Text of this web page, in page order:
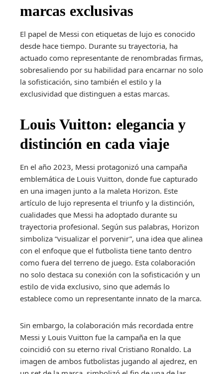
marcas exclusivas
El papel de Messi con etiquetas de lujo es conocido
desde hace tiempo. Durante su trayectoria, ha
actuado como representante de renombradas firmas,
sobresaliendo por su habilidad para encarnar no solo
la sofisticación, sino también el estilo y la
exclusividad que distinguen a estas marcas.
Louis Vuitton: elegancia y
distinción en cada viaje
En el año 2023, Messi protagonizó una campaña
emblemática de Louis Vuitton, donde fue capturado
en una imagen junto a la maleta Horizon. Este
artículo de lujo representa el triunfo y la distinción,
cualidades que Messi ha adoptado durante su
trayectoria profesional. Según sus palabras, Horizon
simboliza “visualizar el porvenir”, una idea que alinea
con el enfoque que el futbolista tiene tanto dentro
como fuera del terreno de juego. Esta colaboración
no solo destaca su conexión con la sofisticación y un
estilo de vida exclusivo, sino que además lo
establece como un representante innato de la marca.
Sin embargo, la colaboración más recordada entre
Messi y Louis Vuitton fue la campaña en la que
coincidió con su eterno rival Cristiano Ronaldo. La
imagen de ambos futbolistas jugando al ajedrez, en